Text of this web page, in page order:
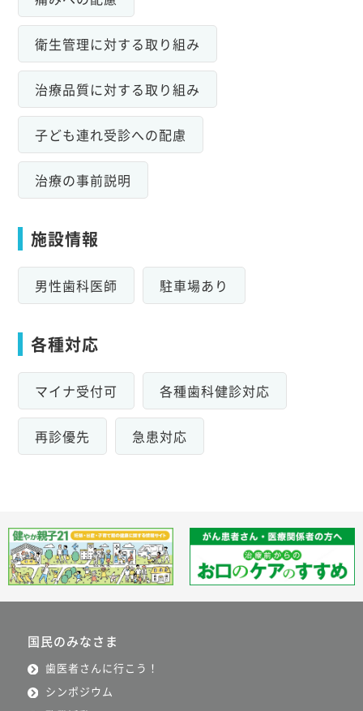
衛生管理に対する取り組み
治療品質に対する取り組み
子ども連れ受診への配慮
治療の事前説明
施設情報
男性歯科医師 駐車場あり
各種対応
マイナ受付可 各種歯科健診対応
再診優先 急患対応
国民のみなさま
歯医者さんに行こう！
シンポジウム